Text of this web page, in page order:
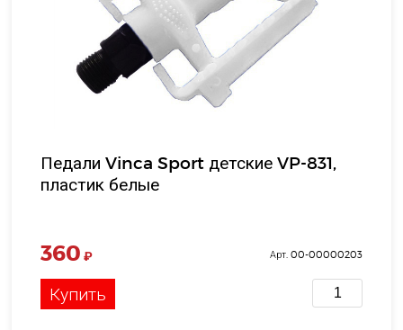
Педали Vinca Sport детские VP-831,
пластик белые
360 ₽ Арт. 00-00000203
Купить